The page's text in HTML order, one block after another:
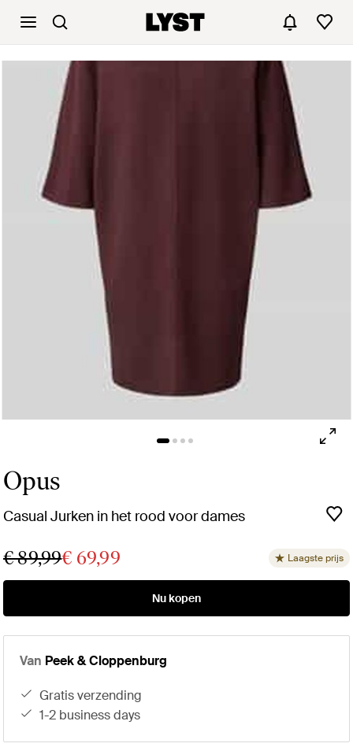
Opus
Casual Jurken in het rood voor dames
€ 89,99€ 69,99 Laagste prijs
Nu kopen
Van Peek & Cloppenburg
gratis verzending
1-2 business days